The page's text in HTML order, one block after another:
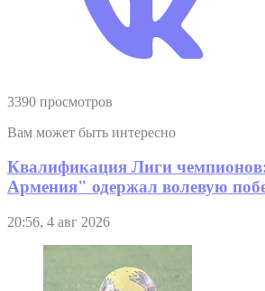
3390 просмотров
Вам может быть интересно
Квалификация Лиги
Армения" одержал волевую
20:56, 4 авг 2026